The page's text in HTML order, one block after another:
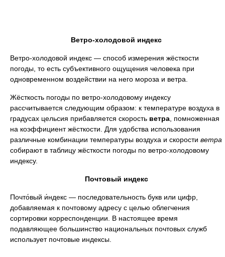
Ветро-холодовой индекс
Ветро-холодовой индекс — способ измерения жёсткости
погоды, то есть субъективного ощущения человека при
одновременном воздействии на него мороза и ветра.
Жёсткость погоды по ветро-холодовому индексу
рассчитывается следующим образом: к температуре воздуха в
градусах цельсия прибавляется скорость ветра, помноженная
на коэффициент жёсткости. Для удобства использования
различные комбинации температуры воздуха и скорости ветра
собирают в таблицу жёсткости погоды по ветро-холодовому
индексу.
Почтовый индекс
Почто́вый и́ндекс — последовательность букв или цифр,
добавляемая к почтовому адресу с целью облегчения
сортировки корреспонденции. В настоящее время
подавляющее большинство национальных почтовых служб
использует почтовые индексы.